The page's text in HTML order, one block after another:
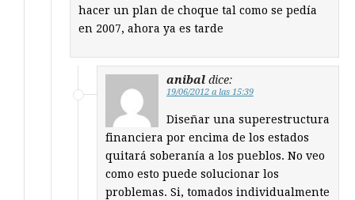
hacer un plan de choque tal como se pedía
en 2007, ahora ya es tarde
anibal dice:
19/06/2012 a las 15:39
Diseñar una superestructura
financiera por encima de los estados
quitará soberanía a los pueblos. No veo
como esto puede solucionar los
problemas. Si, tomados individualmente